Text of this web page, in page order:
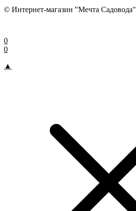
© Интернет-магазин "Мечта Садовода"
0
0
▲